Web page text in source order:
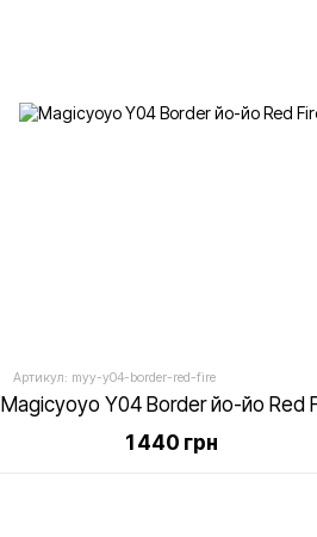
Артикул: myy-y04-border-red-fire
Magicyoyo Y04 Border йо-йо Red
1 440 грн